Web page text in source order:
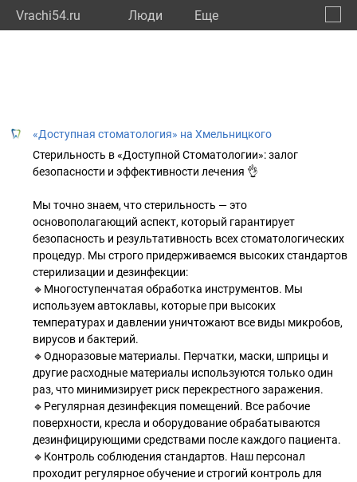
Vrachi54.ru Люди Eще
«Доступная стоматология» на Хмельницкого
Стерильность в «Доступной Стоматологии»: залог
безопасности и эффективности лечения 👌
Мы точно знаем, что стерильность — это
основополагающий аспект, который гарантирует
безопасность и результативность всех стоматологических
процедур. Мы строго придерживаемся высоких стандартов
стерилизации и дезинфекции:
🔹Многоступенчатая обработка инструментов. Мы
используем автоклавы, которые при высоких
температурах и давлении уничтожают все виды микробов,
вирусов и бактерий.
🔹Одноразовые материалы. Перчатки, маски, шприцы и
другие расходные материалы используются только один
раз, что минимизирует риск перекрестного заражения.
🔹Регулярная дезинфекция помещений. Все рабочие
поверхности, кресла и оборудование обрабатываются
дезинфицирующими средствами после каждого пациента.
🔹Контроль соблюдения стандартов. Наш персонал
проходит регулярное обучение и строгий контроль для